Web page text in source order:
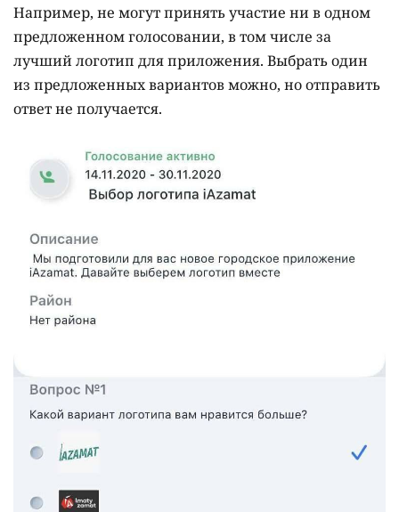
Например, не могут принять участие ни в одном
предложенном голосовании, в том числе за
лучший логотип для приложения. Выбрать один
из предложенных вариантов можно, но отправить
ответ не получается.